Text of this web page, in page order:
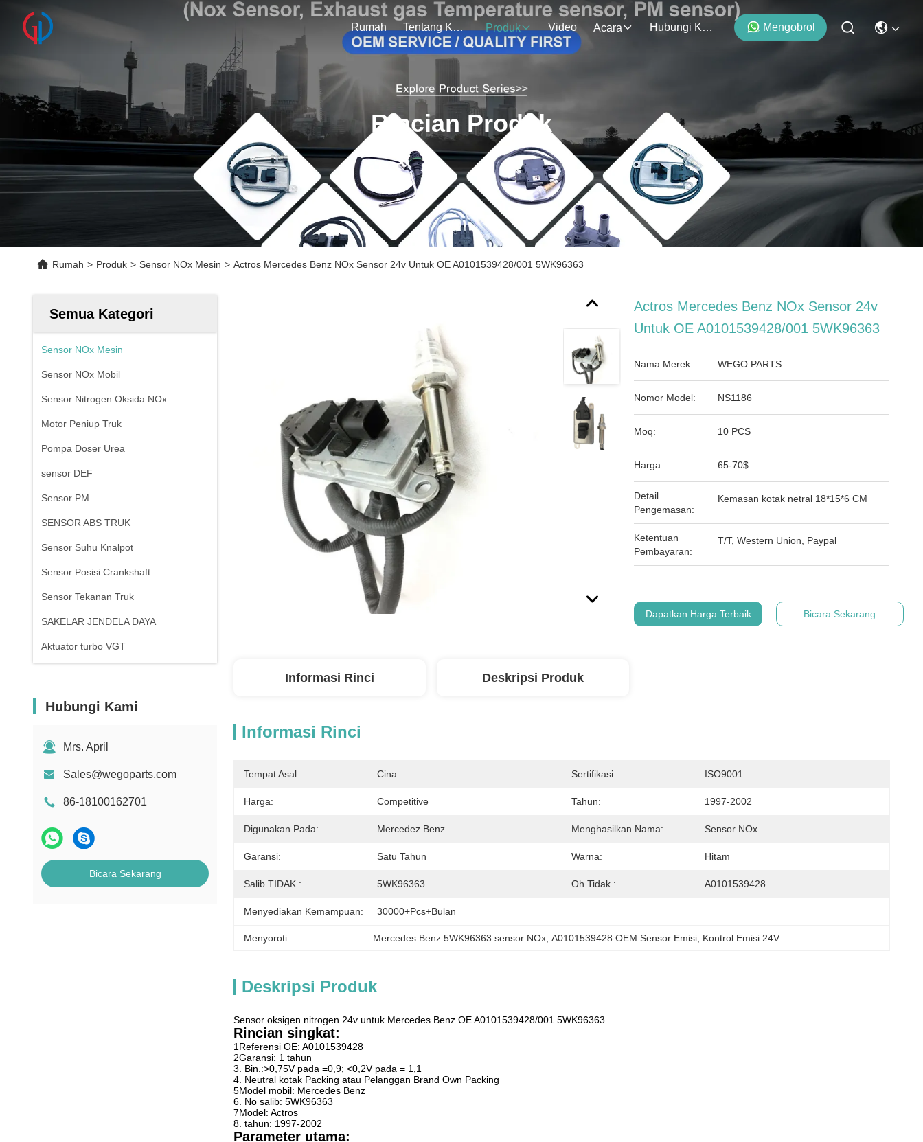
Rumah Tentang Kami Produk Video Acara Hubungi Kami Mengobrol
Rincian Produk
Rumah > Produk > Sensor NOx Mesin > Actros Mercedes Benz NOx Sensor 24v Untuk OE A0101539428/001 5WK96363
Semua Kategori
Sensor NOx Mesin
Sensor NOx Mobil
Sensor Nitrogen Oksida NOx
Motor Peniup Truk
Pompa Doser Urea
sensor DEF
Sensor PM
SENSOR ABS TRUK
Sensor Suhu Knalpot
Sensor Posisi Crankshaft
Sensor Tekanan Truk
SAKELAR JENDELA DAYA
Aktuator turbo VGT
Hubungi Kami
Mrs. April
Sales@wegoparts.com
86-18100162701
Bicara Sekarang
Actros Mercedes Benz NOx Sensor 24v
Untuk OE A0101539428/001 5WK96363
Nama Merek: WEGO PARTS
Nomor Model: NS1186
Moq: 10 PCS
Harga: 65-70$
Detail
Pengemasan:
Kemasan kotak netral 18*15*6 CM
Ketentuan
Pembayaran:
T/T, Western Union, Paypal
Dapatkan Harga Terbaik Bicara Sekarang
Informasi Rinci Deskripsi Produk
Informasi Rinci
Tempat Asal: Cina Sertifikasi: ISO9001
Harga: Competitive Tahun: 1997-2002
Digunakan Pada: Mercedez Benz Menghasilkan Nama: Sensor NOx
Garansi: Satu Tahun Warna: Hitam
Salib TIDAK.: 5WK96363 Oh Tidak.: A0101539428
Menyediakan Kemampuan: 30000+Pcs+Bulan
Menyoroti: Mercedes Benz 5WK96363 sensor NOx , A0101539428 OEM Sensor Emisi Kontrol Emisi 24V
Deskripsi Produk
Sensor oksigen nitrogen 24v untuk Mercedes Benz OE A0101539428/001 5WK96363
Rincian singkat:
1Referensi OE: A0101539428
2Garansi: 1 tahun
3. Bin.:>0,75V pada =0,9; <0,2V pada = 1,1
4. Neutral kotak Packing atau Pelanggan Brand Own Packing
5Model mobil: Mercedes Benz
6. No salib: 5WK96363
7Model: Actros
8. tahun: 1997-2002
Parameter utama: